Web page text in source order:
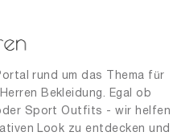
rund um das Thema für
Bekleidung. Egal ob
Sport Outfits - wir helfen
Look zu entdecken und